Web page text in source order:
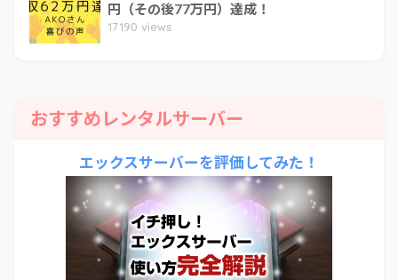
円（その後77万円）達成！
17190 views
おすすめレンタルサーバー
エックスサーバーを評価してみた！